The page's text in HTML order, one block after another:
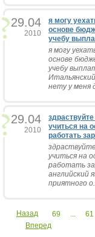
29.04
2010
я могу
основе
учебу
я могу
основе
учебу
нету у меня
29.04
2010
учиться на
работать
учиться на
работать
английский
приятного
Назад 69 ... 61
Вперед